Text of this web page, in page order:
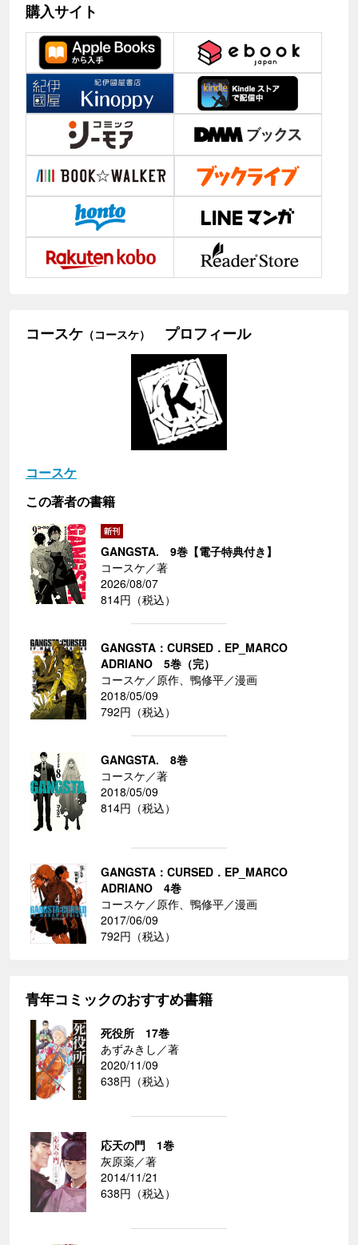
購入サイト
コースケ （コースケ） プロフィール
コースケ
この著者の書籍
GANGSTA. 9巻【電子特典付き】
コースケ／著
2026/08/07
814円（税込）
GANGSTA：CURSED．EP_MARCO
ADRIANO 5巻（完）
コースケ／原作、鴨修平／漫画
2018/05/09
792円（税込）
GANGSTA. 8巻
コースケ／著
2018/05/09
814円（税込）
GANGSTA：CURSED．EP_MARCO
ADRIANO 4巻
コースケ／原作、鴨修平／漫画
2017/06/09
792円（税込）
青年コミックのおすすめ書籍
死役所 17巻
あずみきし／著
2020/11/09
638円（税込）
応天の門 1巻
灰原薬／著
2014/11/21
638円（税込）